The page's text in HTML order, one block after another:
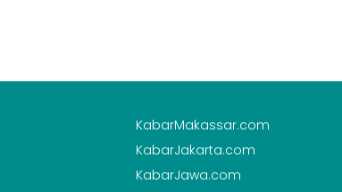
KabarMakassar.com
KabarJakarta.com
KabarJawa.com